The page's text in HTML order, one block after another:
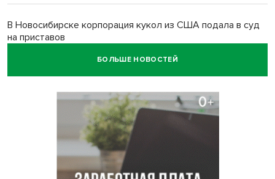
В Новосибирске корпорация кукол из США подала в суд
на приставов
В Новосибирске минздрав объявил бесплатную
В Новосибирске врачи прооперировали 25 тысяч
пациентов с катарактой
Знаменитый орангутан Бату отметил юбилей в
БОЛЬШЕ НОВОСТЕЙ